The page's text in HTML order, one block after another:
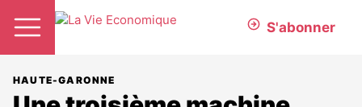
S'abonner
HAUTE-GARONNE